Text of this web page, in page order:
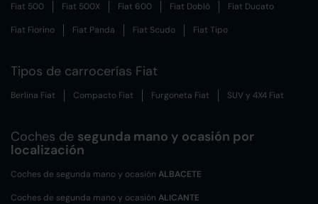
Fiat 500 Fiat 500X Fiat 600 Fiat Doblò Fiat Ducato
Fiat Fiorino Fiat Panda Fiat Scudo Fiat Tipo
Tipos de carrocerías Fiat
Berlina Fiat Compacto Fiat Furgoneta Fiat SUV y 4X4 Fiat
Coches de segunda mano y ocasión por
localización
Coches de segunda mano y ocasión ALBACETE
Coches de segunda mano y ocasión ALICANTE